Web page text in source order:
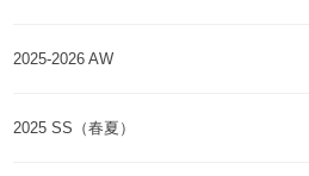
2025-2026 AW
2025 SS（春夏）